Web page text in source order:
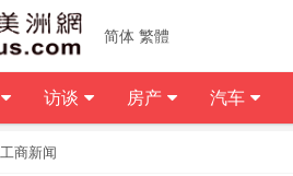
工商新闻
简体 繁體
访谈 房产 汽车